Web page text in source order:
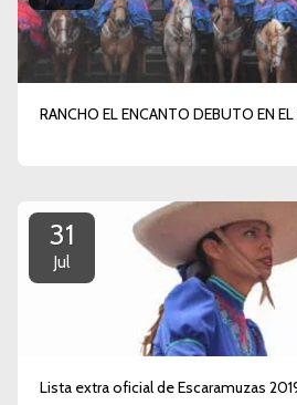
RANCHO EL ENCANTO DEBUTO EN EL
31
Jul
Lista extra oficial de Escaramuzas